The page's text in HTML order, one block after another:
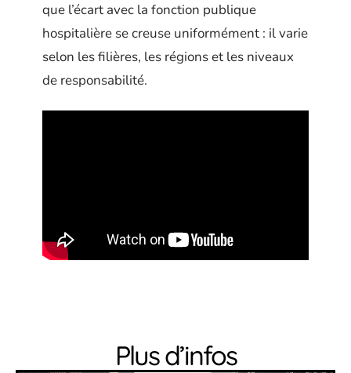
que l’écart avec la fonction publique
hospitalière se creuse uniformément : il varie
selon les filières, les régions et les niveaux
de responsabilité.
Plus d’infos